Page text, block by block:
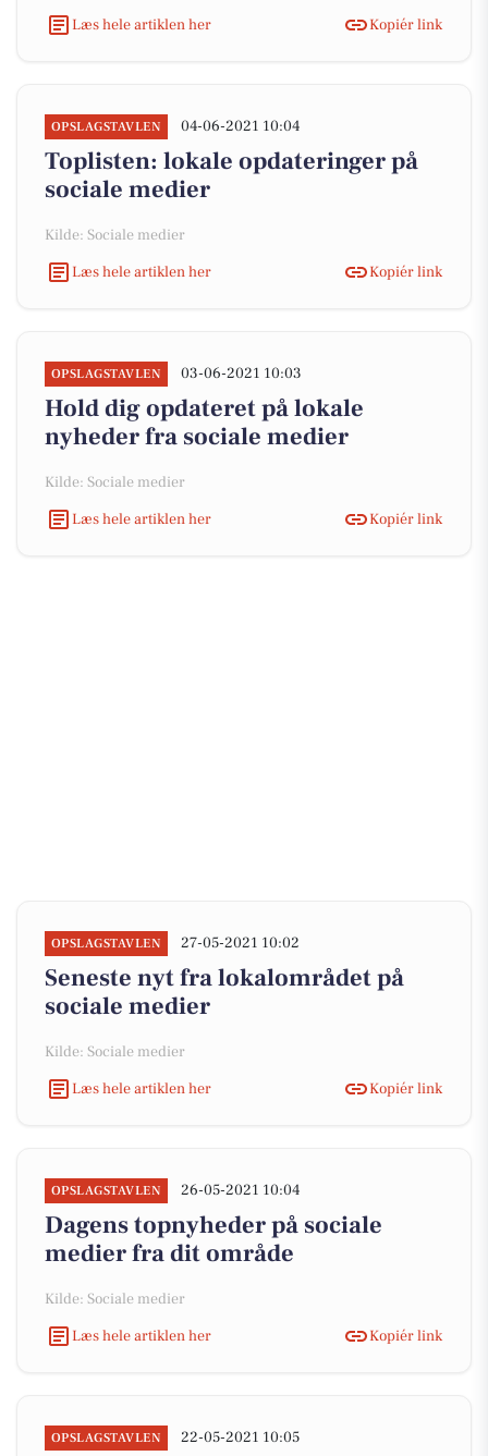
Læs hele artiklen her
Kopiér link
OPSLAGSTAVLEN 04-06-2021 10:04
Toplisten: lokale opdateringer på
sociale medier
Kilde: Sociale medier
Læs hele artiklen her
Kopiér link
OPSLAGSTAVLEN 03-06-2021 10:03
Hold dig opdateret på lokale
nyheder fra sociale medier
Kilde: Sociale medier
Læs hele artiklen her
Kopiér link
OPSLAGSTAVLEN 27-05-2021 10:02
Seneste nyt fra lokalområdet på
sociale medier
Kilde: Sociale medier
Læs hele artiklen her
Kopiér link
OPSLAGSTAVLEN 26-05-2021 10:04
Dagens topnyheder på sociale
medier fra dit område
Kilde: Sociale medier
Læs hele artiklen her
Kopiér link
OPSLAGSTAVLEN 22-05-2021 10:05